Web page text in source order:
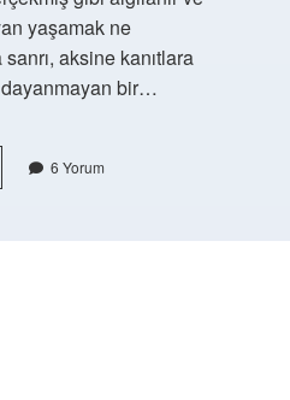
yaşamak ne
aksine kanıtlara
bir…
6 Yorum